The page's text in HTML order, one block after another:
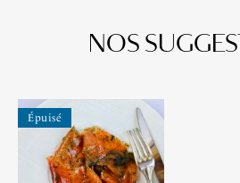
NOS
Épuisé